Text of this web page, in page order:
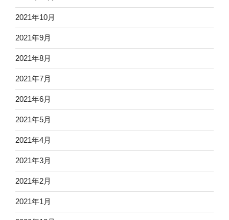
2021年10月
2021年9月
2021年8月
2021年7月
2021年6月
2021年5月
2021年4月
2021年3月
2021年2月
2021年1月